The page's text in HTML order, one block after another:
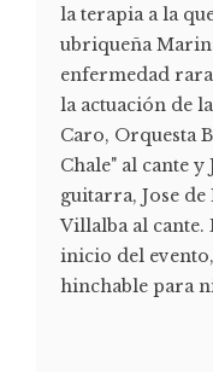
la terapia a la
ubriqueña
enfermedad
la actuación de
Caro, Orquesta
Chale" al cante y
guitarra, Jose
Villalba al cante.
inicio del
hinchable para